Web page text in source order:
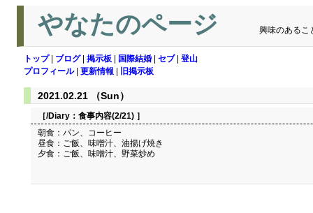
やなたのページ 興味のあるこ
トップ| ブログ| 掲示板 国際結婚 セブ| 登山
プロフィール| 更新情報 旧掲示板
2021.02.21 （Sun）
［/Diary： 食事内容(2/21) ］
朝食：パン、コーヒー
昼食：ご飯、味噌汁、油揚げ焼き
夕食：ご飯、味噌汁、野菜炒め